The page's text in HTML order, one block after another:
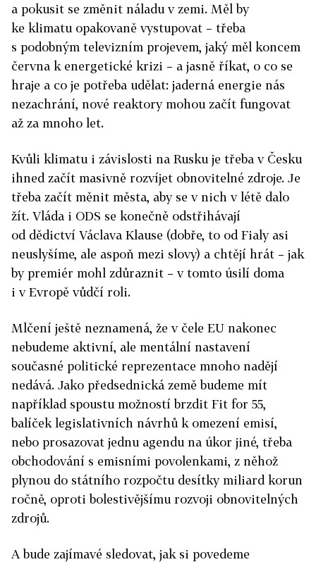
a pokusit se změnit náladu v zemi. Měl by
ke klimatu opakovaně vystupovat – třeba
s podobným televizním projevem, jaký měl koncem
června k energetické krizi – a jasně říkat, o co se
hraje a co je potřeba udělat: jaderná energie nás
nezachrání, nové reaktory mohou začít fungovat
až za mnoho let.
Kvůli klimatu i závislosti na Rusku je třeba v Česku
ihned začít masivně rozvíjet obnovitelné zdroje. Je
třeba začít měnit města, aby se v nich v létě dalo
žít. Vláda i ODS se konečně odstřihávají
od dědictví Václava Klause (dobře, to od Fialy asi
neuslyšíme, ale aspoň mezi slovy) a chtějí hrát – jak
by premiér mohl zdůraznit – v tomto úsilí doma
i v Evropě vůdčí roli.
Mlčení ještě neznamená, že v čele EU nakonec
nebudeme aktivní, ale mentální nastavení
současné politické reprezentace mnoho nadějí
nedává. Jako předsednická země budeme mít
například spoustu možností brzdit Fit for 55,
balíček legislativních návrhů k omezení emisí,
nebo prosazovat jednu agendu na úkor jiné, třeba
obchodování s emisními povolenkami, z něhož
plynou do státního rozpočtu desítky miliard korun
ročně, oproti bolestivějšímu rozvoji obnovitelných
zdrojů.
A bude zajímavé sledovat, jak si povedeme